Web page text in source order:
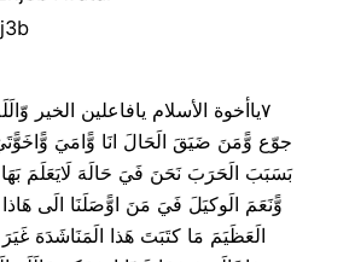
جوّع وًّمَنَ ضَيَقَ الَحَالَ انَا وًّامَيَ
بَسَبَبَ الَحَرَبَ نَحَنَ فَيَ حَالَهَ لَايَعَلَمَ بَهَا
وًّنَعَمَ الَوكيَلَ فَيَ مَنَ اوًّصَلَنَا الَى
الَعَظَيَمَ مَا كتَبَتَ هَذا الَمَنَاشَدَهَ